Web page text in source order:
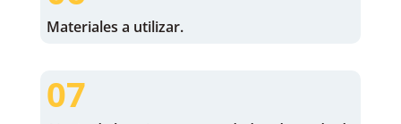
Materiales a utilizar.
07